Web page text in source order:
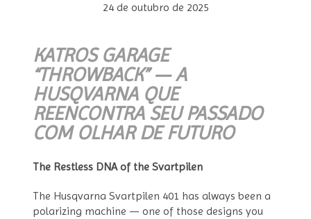
24 de outubro de 2025
KATROS GARAGE
“THROWBACK” — A
HUSQVARNA QUE
REENCONTRA SEU PASSADO
COM OLHAR DE FUTURO
The Restless DNA of the Svartpilen
The Husqvarna Svartpilen 401 has always been a
polarizing machine — one of those designs you